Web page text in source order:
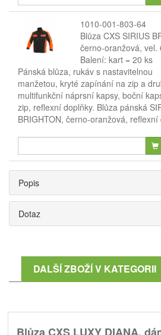
1010-001-803-64
Blůza CXS SIRIUS
černo-oranžová, vel.
Balení: kart = 20 ks
Pánská blůza, rukáv s nastavitelnou
manžetou, kryté zapínání na zip a
multifunkční náprsní kapsy, boční
zip, reflexní doplňky. Blůza pánská
BRIGHTON, černo-oranžová, reflexní
Popis
Dotaz
DALŠÍ ZBOŽÍ V KATEGORII